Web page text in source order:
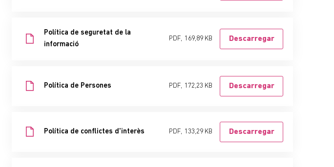
Política de seguretat de la
informació
PDF, 169,89 KB Descarregar
Política de Persones PDF, 172,23 KB Descarregar
Política de conflictes d'interès PDF, 133,29 KB Descarregar